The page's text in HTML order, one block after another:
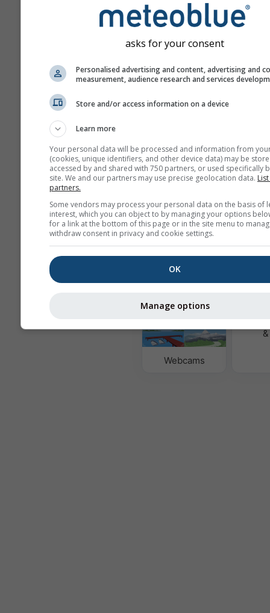
Vašu e-mailovú adresu
zásadách ochrany súkromia
službami meteoblue.
Viac meteorologických
Mapy počasia
Webcams
asks for your consent
Personalised advertising and content, advertising and
measurement, audience research and services
Store and/or access information on a device
Learn more
Your personal data will be processed and information from
(cookies, unique identifiers, and other device data) may be
accessed by and shared with 750 partners, or used specifically
site. We and our partners may use precise geolocation data.
partners.
Some vendors may process your personal data on the basis of
interest, which you can object to by managing your options
for a link at the bottom of this page or in the site menu to
withdraw consent in privacy and cookie settings.
OK
Manage options